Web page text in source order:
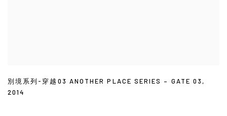
別境系列-穿越03 ANOTHER PLACE SERIES – GATE 03 ,
2014